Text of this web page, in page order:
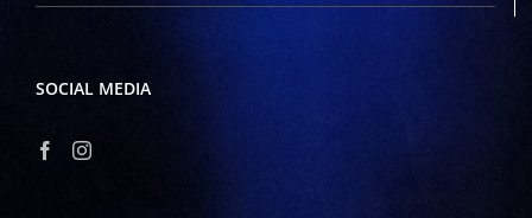
SOCIAL MEDIA